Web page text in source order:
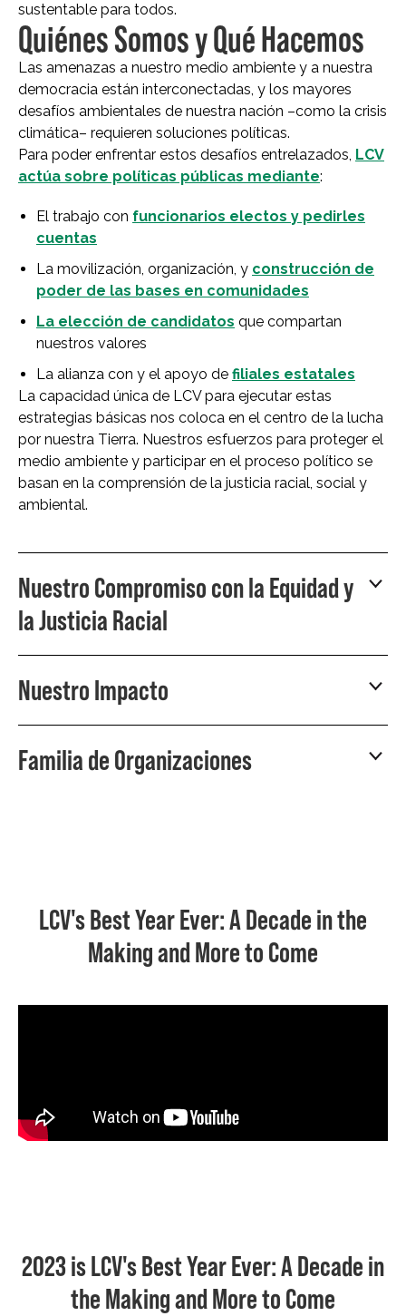
sustentable para todos.
Quiénes Somos y Qué Hacemos
Las amenazas a nuestro medio ambiente y a nuestra
democracia están interconectadas, y los mayores
desafíos ambientales de nuestra nación –como la crisis
climática– requieren soluciones políticas.
Para poder enfrentar estos desafíos entrelazados, LCV
actúa sobre políticas públicas mediante:
El trabajo con funcionarios electos y pedirles
cuentas
La movilización, organización, y construcción de
poder de las bases en comunidades
La elección de candidatos que compartan
nuestros valores
La alianza con y el apoyo de filiales estatales
La capacidad única de LCV para ejecutar estas
estrategias básicas nos coloca en el centro de la lucha
por nuestra Tierra. Nuestros esfuerzos para proteger el
medio ambiente y participar en el proceso político se
basan en la comprensión de la justicia racial, social y
ambiental.
Nuestro Compromiso con la Equidad y
la Justicia Racial
Nuestro Impacto
Familia de Organizaciones
LCV's Best Year Ever: A Decade in the
Making and More to Come
2023 is LCV's Best Year Ever: A Decade in
the Making and More to Come